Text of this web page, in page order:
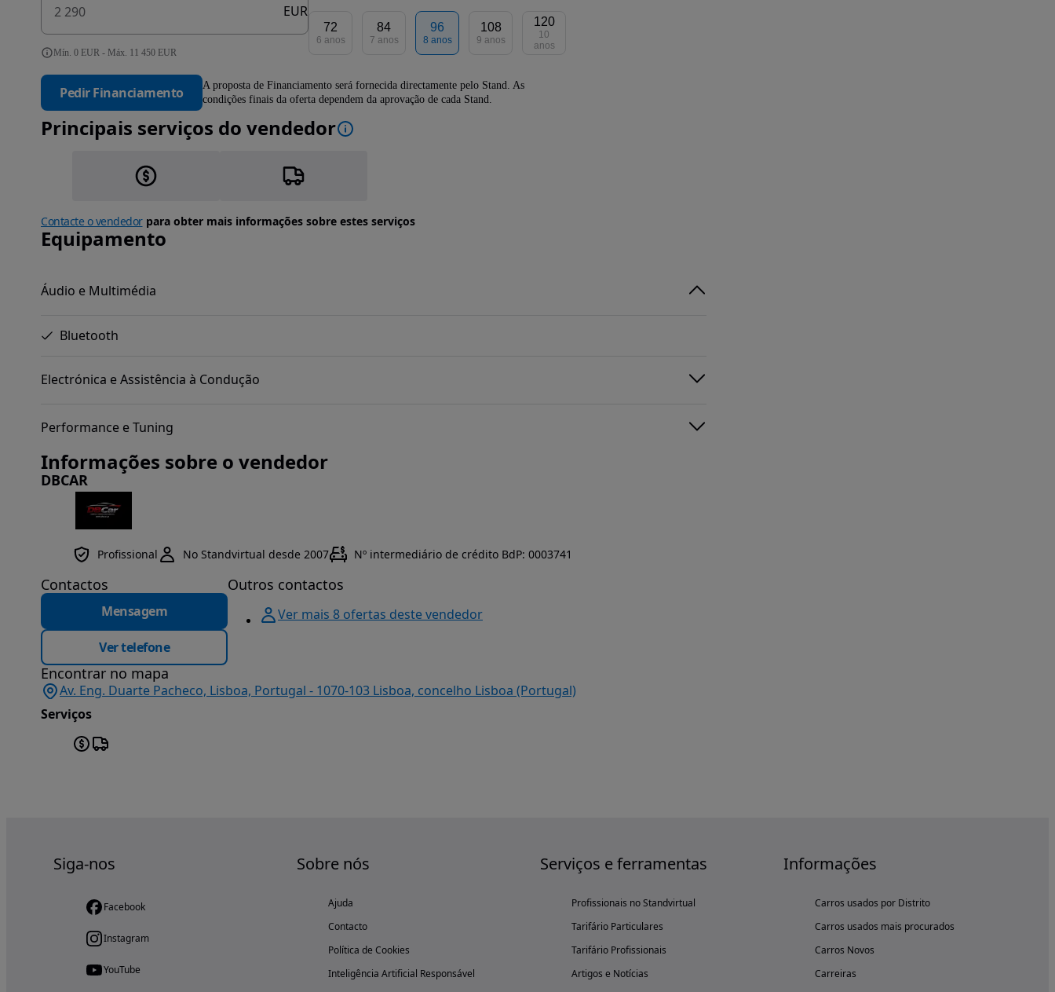
EUR
Mín. 0 EUR - Máx. 11 450 EUR
72
6 anos
84
7 anos
96
8 anos
108
9 anos
120
10
anos
Pedir Financiamento
A proposta de Financiamento será fornecida directamente pelo Stand. As
condições finais da oferta dependem da aprovação de cada Stand.
Principais serviços do vendedor
Contacte o vendedorpara obter mais informações sobre estes serviços
Equipamento
Áudio e Multimédia
Bluetooth
Electrónica e Assistência à Condução
Performance e Tuning
Informações sobre o vendedor
DBCAR
Profissional No Standvirtual desde 2007 Nº intermediário de crédito BdP: 0003741
Contactos
Mensagem
Ver telefone
Outros contactos
Ver mais 8 ofertas deste vendedor
Encontrar no mapa
Av. Eng. Duarte Pacheco, Lisboa, Portugal - 1070-103 Lisboa, concelho Lisboa (Portugal)
Serviços
Siga-nos
Facebook
Instagram
YouTube
Sobre nós
Ajuda
Contacto
Política de Cookies
Inteligência Artificial Responsável
Serviços e ferramentas
Profissionais no Standvirtual
Tarifário Particulares
Tarifário Profissionais
Artigos e Notícias
Informações
Carros usados por Distrito
Carros usados mais procurados
Carros Novos
Carreiras